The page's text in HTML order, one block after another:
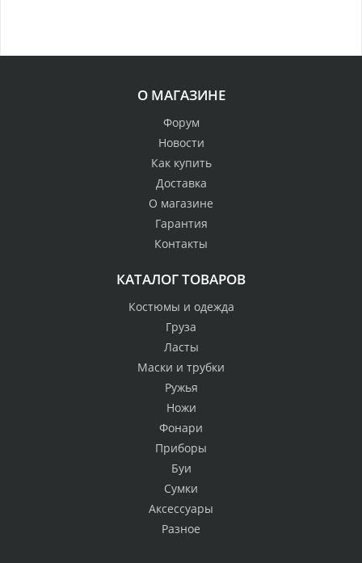
О МАГАЗИНЕ
Форум
Новости
Как купить
Доставка
О магазине
Гарантия
Контакты
КАТАЛОГ ТОВАРОВ
Костюмы и одежда
Груза
Ласты
Маски и трубки
Ружья
Ножи
Фонари
Приборы
Буи
Сумки
Аксессуары
Разное